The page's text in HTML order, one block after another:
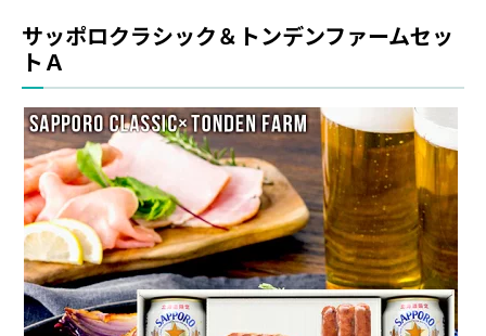
サッポロクラシック＆トンデンファームセッ
トＡ